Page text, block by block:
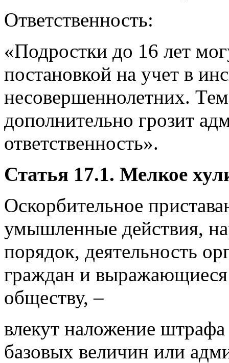
Ответственность:
«Подростки до 16 лет
постановкой на учет в
несовершеннолетних.
дополнительно грозит
ответственность».
Статья 17.1. Мелкое
Оскорбительное
умышленные действия,
порядок, деятельность
граждан и
обществу, –
влекут наложение
базовых величин или